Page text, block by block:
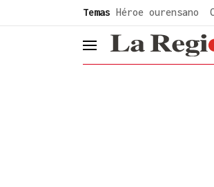
Temas Héroe ourensano
header.menu.open